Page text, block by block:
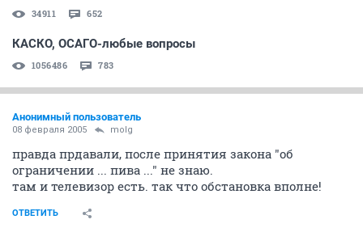
34911 652
КАСКО, ОСАГО-любые вопросы
1056486 783
Анонимный пользователь
08 февраля 2005 molg
правда прдавали, после принятия закона "об
ограничении ... пива ..." не знаю.
там и телевизор есть. так что обстановка вполне!
ОТВЕТИТЬ